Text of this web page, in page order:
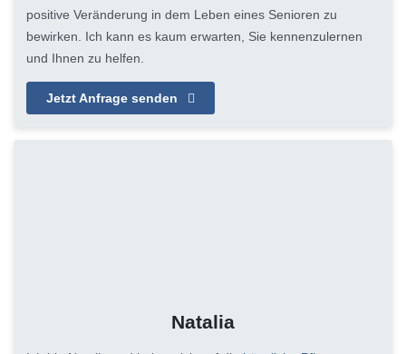
positive Veränderung in dem Leben eines Senioren zu
bewirken. Ich kann es kaum erwarten, Sie kennenzulernen
und Ihnen zu helfen.
Jetzt Anfrage senden
Natalia